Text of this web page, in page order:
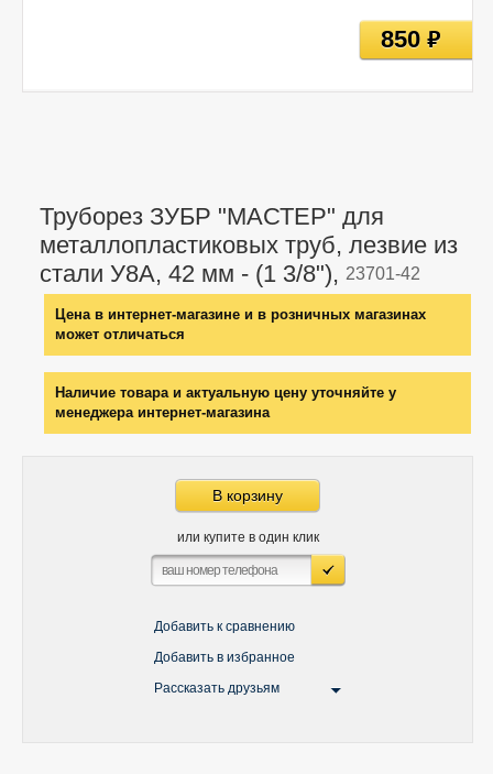
Труборез ЗУБР "МАСТЕР" для
металлопластиковых труб, лезвие из
стали У8А, 42 мм - (1 3/8"), 23701-42
Цена в интернет-магазине и в розничных магазинах
может отличаться
Наличие товара и актуальную цену уточняйте у
менеджера интернет-магазина
В корзину
или купите в один клик
Добавить к сравнению
Добавить в избранное
Рассказать друзьям
850руб